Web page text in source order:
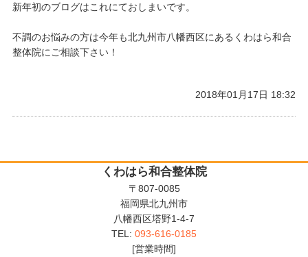
新年初のブログはこれにておしまいです。
不調のお悩みの方は今年も北九州市八幡西区にあるくわはら和合
整体院にご相談下さい！
2018年01月17日 18:32
くわはら和合整体院
〒807-0085
福岡県北九州市
八幡西区塔野1-4-7
TEL: 093-616-0185
[営業時間]